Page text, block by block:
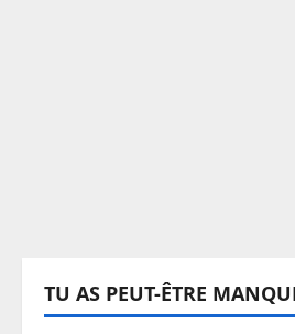
TU AS PEUT-ÊTRE